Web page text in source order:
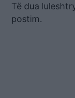
Të dua
postim.